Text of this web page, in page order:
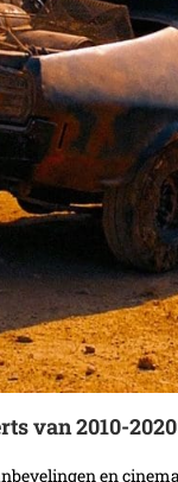
van 2010-2020
en